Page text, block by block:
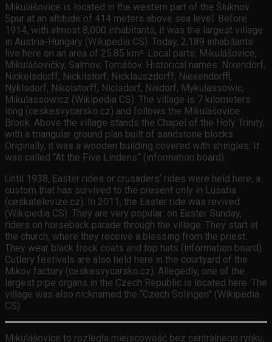
Mikulášovice is located in the western part of the Šluknov
Spur at an altitude of 414 meters above sea level. Before
1914, with almost 8,000 inhabitants, it was the largest village
in Austria-Hungary (Wikipedia CS). Today, 2,189 inhabitants
live here on an area of 25.85 km². Local parts: Mikulášovice,
Mikulášovičky, Salmov, Tomášov. Historical names: Nixendorf,
Nickelsdorff, Nickilstorf, Nicklauszdorff, Niexendorffl,
Nyklsdorf, Nikolstorff, Niclsdorf, Nixdorf, Mykulassowic,
Mikulassowicz (Wikipedia CS). The village is 7 kilometers
long (ceskesvycarsko.cz) and follows the Mikulášovice
Brook. Above the village stands the Chapel of the Holy Trinity,
with a triangular ground plan built of sandstone blocks.
Originally, it was a wooden building covered with shingles. It
was called “At the Five Lindens” (information board).
Until 1938, Easter rides or crusaders‘ rides were held here, a
custom that has survived to the present only in Lusatia
(ceskatelevize.cz). In 2011, the Easter ride was revived
(Wikipedia CS). They are very popular: on Easter Sunday,
riders on horseback parade through the village. They start at
the church, where they receive a blessing from the priest.
They wear black frock coats and top hats (information board).
Cutlery festivals are also held here in the courtyard of the
Mikov factory (ceskesvycarsko.cz). Allegedly, one of the
largest pipe organs in the Czech Republic is located here. The
village was also nicknamed the “Czech Solingen” (Wikipedia
CS).
Mikulášovice to rozległa miejscowość bez centralnego rynku,